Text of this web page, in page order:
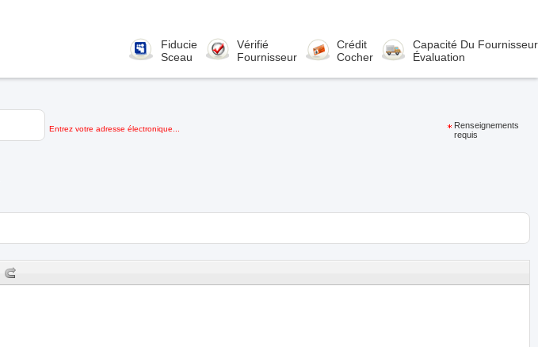
Fiducie
Sceau
Vérifié
Fournisseur
Crédit
Cocher
Capacité Du Fournisseur
Évaluation
Entrez votre adresse électronique...
Renseignements
requis